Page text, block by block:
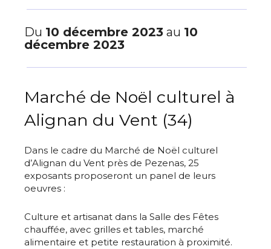
Du 10 décembre 2023 au 10
décembre 2023
Marché de Noël culturel à
Alignan du Vent (34)
Dans le cadre du Marché de Noël culturel
d’Alignan du Vent près de Pezenas, 25
exposants proposeront un panel de leurs
oeuvres :
Culture et artisanat dans la Salle des Fêtes
chauffée, avec grilles et tables, marché
alimentaire et petite restauration à proximité.